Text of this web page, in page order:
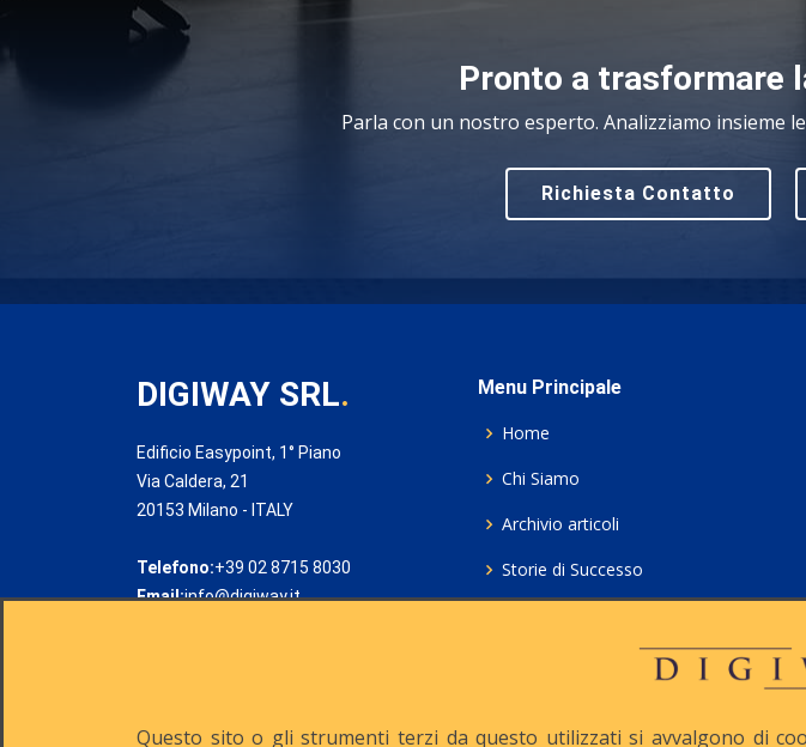
Pronto a trasformare
Parla con un nostro esperto. Analizziamo insieme
Richiesta Contatto
DIGIWAY SRL.
Edificio Easypoint, 1° Piano
Via Caldera, 21
20153 Milano - ITALY
Telefono:+39 02 8715 8030
Email:info@digiway.it
Menu Principale
Home
Chi Siamo
Archivio articoli
Storie di Successo
Questo sito o gli strumenti terzi da questo utilizzati si avvalgono di